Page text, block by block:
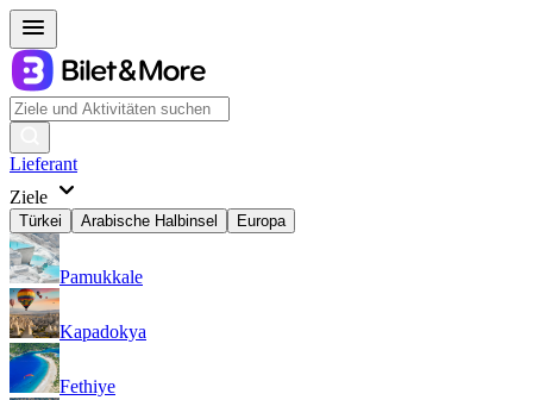
Lieferant
Ziele
Türkei Arabische Halbinsel Europa
Pamukkale
Kapadokya
Fethiye